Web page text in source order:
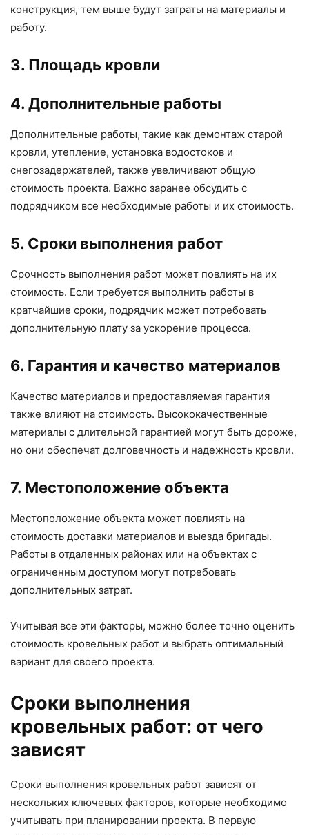
конструкция, тем выше будут затраты на материалы и
работу.
3. Площадь кровли
4. Дополнительные работы
Дополнительные работы, такие как демонтаж старой
кровли, утепление, установка водостоков и
снегозадержателей, также увеличивают общую
стоимость проекта. Важно заранее обсудить с
подрядчиком все необходимые работы и их стоимость.
5. Сроки выполнения работ
Срочность выполнения работ может повлиять на их
стоимость. Если требуется выполнить работы в
кратчайшие сроки, подрядчик может потребовать
дополнительную плату за ускорение процесса.
6. Гарантия и качество материалов
Качество материалов и предоставляемая гарантия
также влияют на стоимость. Высококачественные
материалы с длительной гарантией могут быть дороже,
но они обеспечат долговечность и надежность кровли.
7. Местоположение объекта
Местоположение объекта может повлиять на
стоимость доставки материалов и выезда бригады.
Работы в отдаленных районах или на объектах с
ограниченным доступом могут потребовать
дополнительных затрат.
Учитывая все эти факторы, можно более точно оценить
стоимость кровельных работ и выбрать оптимальный
вариант для своего проекта.
Сроки выполнения
кровельных работ: от чего
зависят
Сроки выполнения кровельных работ зависят от
нескольких ключевых факторов, которые необходимо
учитывать при планировании проекта. В первую